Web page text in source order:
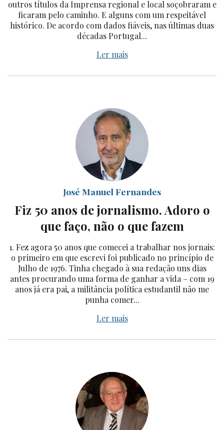
outros títulos da Imprensa regional e local soçobraram e
ficaram pelo caminho. E alguns com um respeitável
histórico. De acordo com dados fiáveis, nas últimas duas
décadas Portugal...
Ler mais
José Manuel Fernandes
Fiz 50 anos de jornalismo. Adoro o
que faço, não o que fazem
1. Fez agora 50 anos que comecei a trabalhar nos jornais:
o primeiro em que escrevi foi publicado no princípio de
Julho de 1976. Tinha chegado à sua redação uns dias
antes procurando uma forma de ganhar a vida – com 19
anos já era pai, a militância política estudantil não me
punha comer...
Ler mais